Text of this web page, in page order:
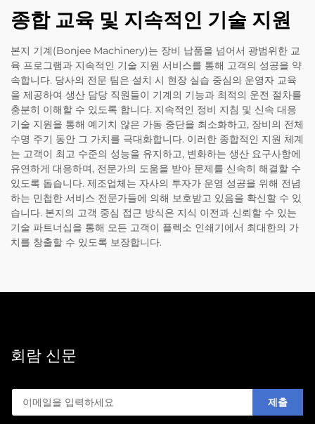
종합 교육 및 지속적인 기술 지원
본지 기계(Bonjee Machinery)는 장비 납품을 넘어서 광범위한 교
육 프로그램과 지속적인 기술 지원 서비스를 통해 고객의 성공을 약
속합니다. 당사의 전문 팀은 설치 시 현장 실습 중심의 운영자 교육
을 제공하여 생산 담당 직원들이 기계의 기능과 최적의 운전 절차를
충분히 이해할 수 있도록 합니다. 지속적인 정비 지침 및 신속 대응
기술 지원을 통해 예기치 않은 가동 중단을 최소화하고, 장비의 전체
수명 주기 동안 그 가치를 극대화합니다. 이러한 종합적인 지원 체계
는 고객이 최고 수준의 성능을 유지하고, 변화하는 생산 요구사항에
유연하게 대응하며, 전문가의 도움을 받아 문제를 신속히 해결할 수
있도록 돕습니다. 제조업체는 자사의 투자가 운영 성공을 위해 전념
하는 민첩한 서비스 전문가들에 의해 보호받고 있음을 확신할 수 있
습니다. 본지의 고객 중심 접근 방식은 지식 이전과 신뢰할 수 있는
기술 파트너십을 통해 모든 고객이 플렉소 인쇄기에서 최대한의 가
치를 창출할 수 있도록 보장합니다.
회람 신문
제출